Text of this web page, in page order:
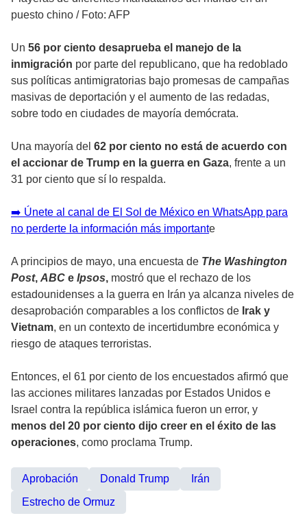
puesto chino / Foto: AFP
Un 56 por ciento desaprueba el manejo de la
inmigración por parte del republicano, que ha redoblado
sus políticas antimigratorias bajo promesas de campañas
masivas de deportación y el aumento de las redadas,
sobre todo en ciudades de mayoría demócrata.
Una mayoría del 62 por ciento no está de acuerdo con
el accionar de Trump en la guerra en Gaza, frente a un
31 por ciento que sí lo respalda.
➡️ Únete al canal de El Sol de México en WhatsApp para
no perderte la información más importante
A principios de mayo, una encuesta de The Washington
Post, ABC e Ipsos, mostró que el rechazo de los
estadounidenses a la guerra en Irán ya alcanza niveles de
desaprobación comparables a los conflictos de Irak y
Vietnam, en un contexto de incertidumbre económica y
riesgo de ataques terroristas.
Entonces, el 61 por ciento de los encuestados afirmó que
las acciones militares lanzadas por Estados Unidos e
Israel contra la república islámica fueron un error, y
menos del 20 por ciento dijo creer en el éxito de las
operaciones, como proclama Trump.
Aprobación Donald Trump
Irán
Estrecho de Ormuz